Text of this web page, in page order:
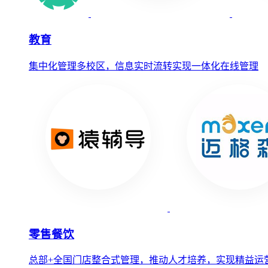
教育
集中化管理多校区，信息实时流转实现一体化在线管理
零售餐饮
总部+全国门店整合式管理，推动人才培养，实现精益运